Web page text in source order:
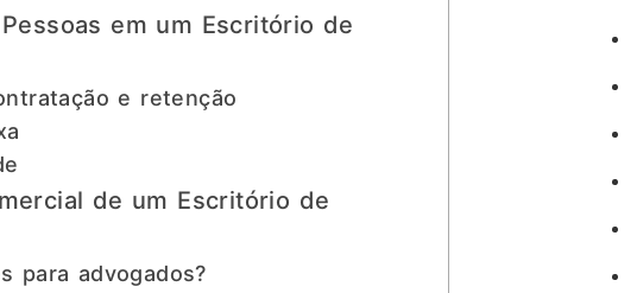
em um Escritório de
e retenção
de um Escritório de
para advogados?